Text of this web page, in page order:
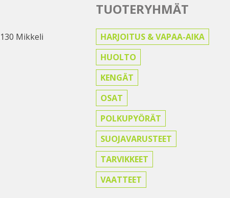
Mikkeli
TUOTERYHMÄT
HARJOITUS & VAPAA-AIKA
HUOLTO
KENGÄT
OSAT
POLKUPYÖRÄT
SUOJAVARUSTEET
TARVIKKEET
VAATTEET